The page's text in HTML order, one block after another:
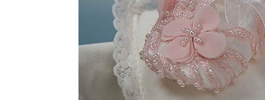
Cercei de aur lungi cu lant
Cercei din aur alb
Cercei aur cu surub